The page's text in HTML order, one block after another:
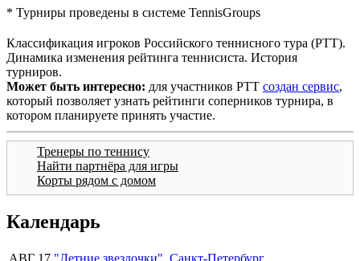
* Турниры проведены в системе TennisGroups
Классификация игроков Российского теннисного тура (РТТ).
Динамика изменения рейтинга теннисиста. История
турниров.
Может быть интересно: для участников РТТ создан сервис,
который позволяет узнать рейтинги соперников турнира, в
котором планируете принять участие.
Тренеры по теннису
Найти партнёра для игры
Корты рядом с домом
Календарь
АВГ 17 "Летние звездочки", Санкт-Петербург